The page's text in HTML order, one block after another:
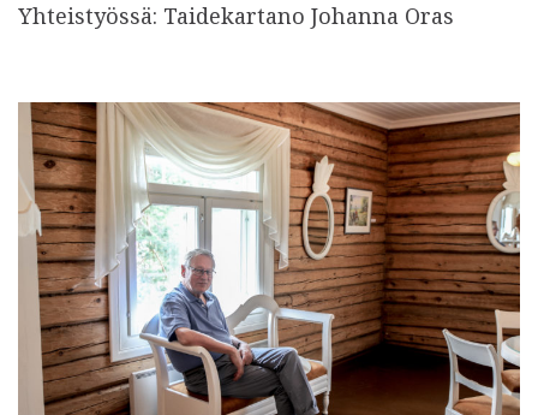
Yhteistyössä: Taidekartano Johanna Oras